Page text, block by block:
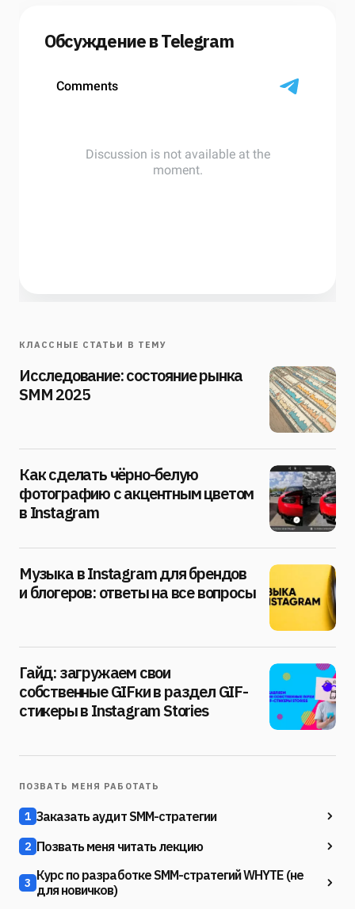
Обсуждение в Telegram
КЛАССНЫЕ СТАТЬИ В ТЕМУ
Исследование: состояние рынка
SMM 2025
Как сделать чёрно-белую
фотографию с акцентным цветом
в Instagram
Музыка в Instagram для брендов
и блогеров: ответы на все вопросы
Гайд: загружаем свои
собственные GIFки в раздел GIF-
стикеры в Instagram Stories
ПОЗВАТЬ МЕНЯ РАБОТАТЬ
1 Заказать аудит SMM-стратегии
2 Позвать меня читать лекцию
3 Курс по разработке SMM-стратегий WHYTE (не
для новичков)